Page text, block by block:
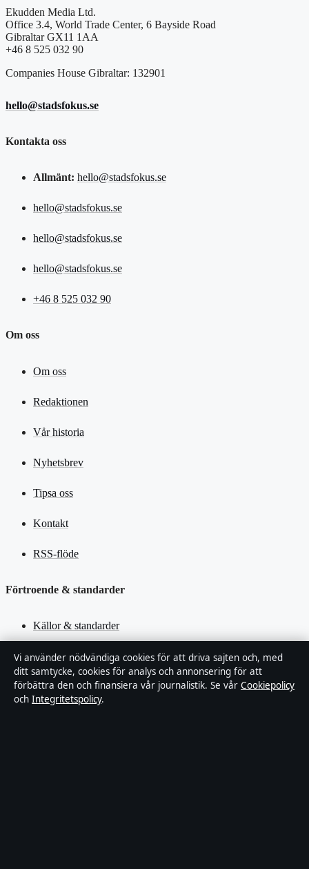
Ekudden Media Ltd.
Office 3.4, World Trade Center, 6 Bayside Road
Gibraltar GX11 1AA
+46 8 525 032 90
Companies House Gibraltar: 132901
hello@stadsfokus.se
Kontakta oss
Allmänt: hello@stadsfokus.se
hello@stadsfokus.se
hello@stadsfokus.se
hello@stadsfokus.se
+46 8 525 032 90
Om oss
Om oss
Redaktionen
Vår historia
Nyhetsbrev
Tipsa oss
Kontakt
RSS-flöde
Förtroende & standarder
Källor & standarder
Redaktionell policy
Rättelsepolicy
Vi använder nödvändiga cookies för att driva sajten och, med
ditt samtycke, cookies för analys och annonsering för att
förbättra den och finansiera vår journalistik. Se vår Cookiepolicy
och Integritetspolicy.